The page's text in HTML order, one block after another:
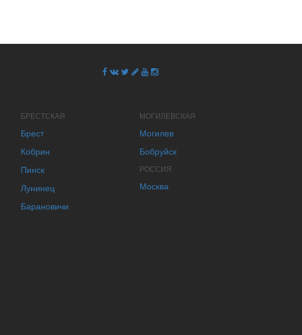
БРЕСТСКАЯ
Брест
Кобрин
Пинск
Лунинец
Барановичи
МОГИЛЕВСКАЯ
Могилев
Бобруйск
РОССИЯ
Москва